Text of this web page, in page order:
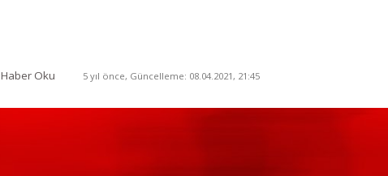
Haber Oku 5 yıl önce, Güncelleme: 08.04.2021, 21:45